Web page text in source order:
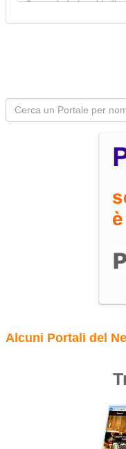
Alcuni Portali del